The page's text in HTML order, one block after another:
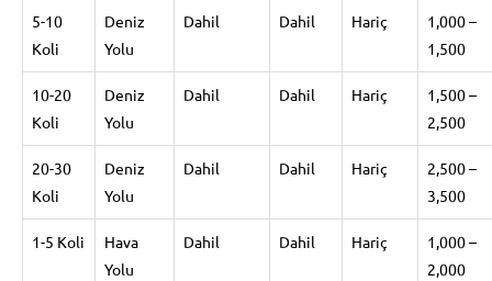
5-10
Koli
Deniz
Yolu
Dahil Dahil Hariç
1,000 –
1,500
10-20
Koli
Deniz
Yolu
Dahil Dahil Hariç
1,500 –
2,500
20-30
Koli
Deniz
Yolu
Dahil Dahil Hariç
2,500 –
3,500
1-5 Koli
Hava
Yolu
Dahil Dahil Hariç
1,000 –
2,000